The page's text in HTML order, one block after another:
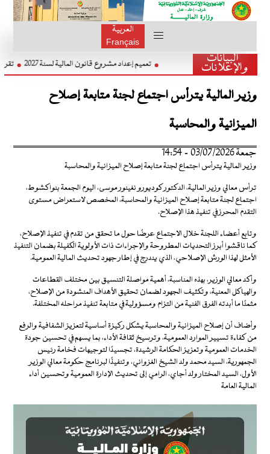
العربية
Français
البيانات
والإعلانات تعميم إعداد مشروع قانون المالية لسنة 2027
وزير المالية يترأس اجتماع لجنة متابعة إصلاح
الميزانية والمحاسبة
جمعة 03/07/2026 - 14:54
وزير المالية يترأس اجتماع لجنة متابعة إصلاح الميزانية والمحاسبة
ترأس معالي وزير المالية، الدكتور كوديورو نغينور موسى، اليوم الجمعة بنواكشوط،
اجتماع لجنة متابعة إصلاح الميزانية والمحاسبة، المخصص لاستعراض مستوى
التقدم المحرز في تنفيذ هذا الإصلاح.
وتابع أعضاء اللجنة خلال الاجتماع عرضًا حول ما تحقق من تقدم في تنفيذ الإصلاح،
كما ناقشوا أبرز التحديات المطروحة والإجراءات ذات الأولوية الكفيلة بضمان التنفيذ
الأمثل لهذا الورش الإصلاحي، الذي يندرج في إطار جهود تحديث المالية العمومية.
وأكد معالي الوزير، بهذه المناسبة، أهمية مواصلة التنسيق بين مختلف القطاعات
والهياكل المعنية، وتكثيف الجهود لضمان تحقيق الأهداف المنشودة من الإصلاح،
مثمنًا ما أبدته الفرق الفنية من التزام ومسؤولية في متابعة تنفيذ مراحله المختلفة.
وأضاف أن إصلاح الميزانية والمحاسبة يشكل ركيزة أساسية لتعزيز الشفافية والرفع
من كفاءة تسيير الموارد العمومية، وترسيخ ثقافة الأداء، بما يسهم في تحسين جودة
الخدمات العمومية وتعزيز الحكامة الرشيدة، تجسيدًا لتوجيهات فخامة رئيس
الجمهورية، السيد محمد ولد الشيخ الغزواني، وتنفيذًا لبرنامج حكومة معالي الوزير
الأول، السيد المختار ولد أجاي، الرامي إلى تحديث الإدارة العمومية وتحسين أداء
المالية العامة